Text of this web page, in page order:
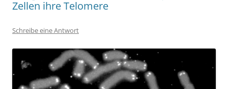
Zellen ihre Telomere
Schreibe eine Antwort